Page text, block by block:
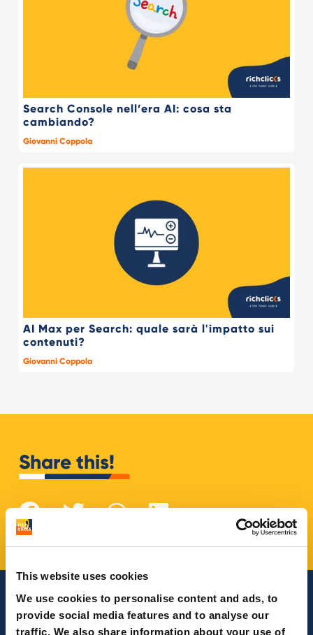
This website uses cookies
We use cookies to personalise content and ads, to
provide social media features and to analyse our
traffic. We also share information about your use of
Search Console nell’era AI: cosa sta
cambiando?
Giovanni Coppola
AI Max per Search: quale sarà l'impatto sui
contenuti?
Giovanni Coppola
Share this!
Le ultime dal nostro magazine